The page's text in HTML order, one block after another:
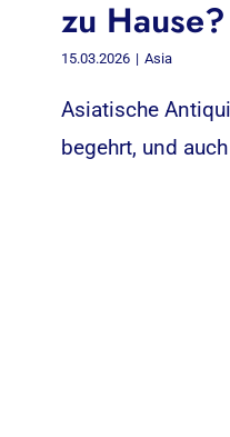
zu Hause?
15.03.2026 | Asia
Asiatische
begehrt, und